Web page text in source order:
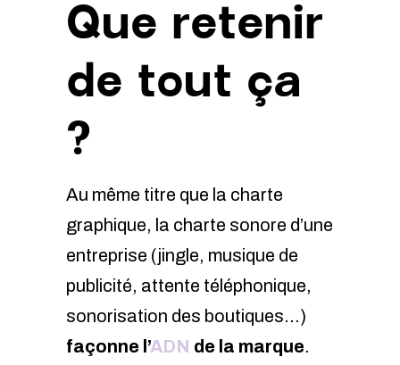
Que retenir
de tout ça
?
Au même titre que la charte
graphique, la charte sonore d’une
entreprise (jingle, musique de
publicité, attente téléphonique,
sonorisation des boutiques…)
façonne l’ADN de la marque.